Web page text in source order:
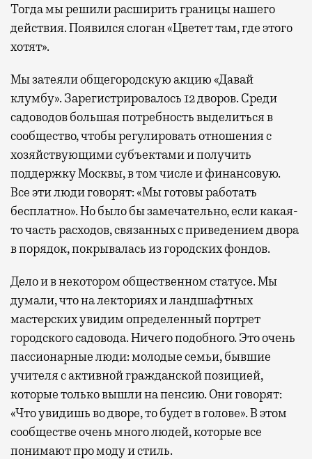
Тогда мы решили расширить границы нашего
действия. Появился слоган «Цветет там, где этого
хотят».
Мы затеяли общегородскую акцию «Давай
клумбу». Зарегистрировалось 12 дворов. Среди
садоводов большая потребность выделиться в
сообщество, чтобы регулировать отношения с
хозяйствующими субъектами и получить
поддержку Москвы, в том числе и финансовую.
Все эти люди говорят: «Мы готовы работать
бесплатно». Но было бы замечательно, если какая-
то часть расходов, связанных с приведением двора
в порядок, покрывалась из городских фондов.
Дело и в некотором общественном статусе. Мы
думали, что на лекториях и ландшафтных
мастерских увидим определенный портрет
городского садовода. Ничего подобного. Это очень
пассионарные люди: молодые семьи, бывшие
учителя с активной гражданской позицией,
которые только вышли на пенсию. Они говорят:
«Что увидишь во дворе, то будет в голове». В этом
сообществе очень много людей, которые все
понимают про моду и стиль.